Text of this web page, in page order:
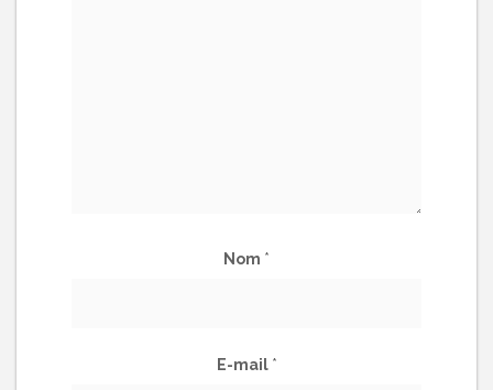
Nom *
E-mail *